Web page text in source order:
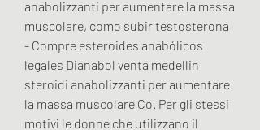
anabolizzanti per aumentare la massa
muscolare, como subir testosterona
- Compre esteroides anabólicos
legales Dianabol venta medellin
steroidi anabolizzanti per aumentare
la massa muscolare Co. Per gli stessi
motivi le donne che utilizzano il